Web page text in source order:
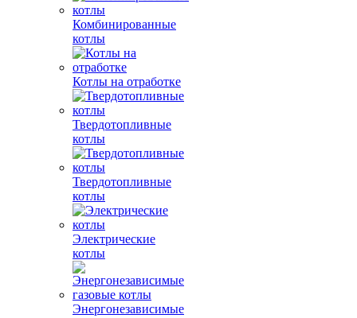
Комбинированные
котлы
Котлы на отработке
Твердотопливные
котлы
Твердотопливные
котлы
Электрические
котлы
Энергонезависимые